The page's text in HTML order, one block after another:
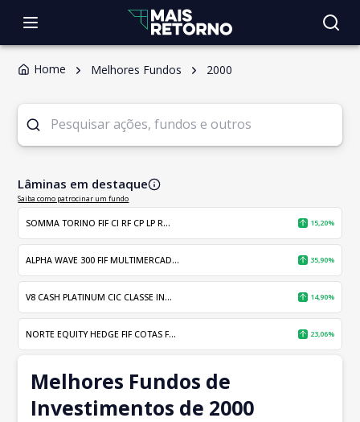
Home Melhores Fundos 2000
Lâminas em destaque
Saiba como patrocinar um fundo
SOMMA TORINO FIF CI RF CP LP R... 15,20%
ALPHA WAVE 300 FIF MULTIMERCAD... 35,90%
V8 CASH PLATINUM CIC CLASSE IN... 14,90%
NORTE EQUITY HEDGE FIF COTAS F... 23,06%
Melhores Fundos de
Investimentos de 2000